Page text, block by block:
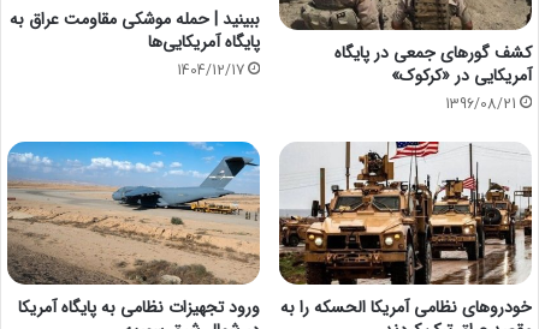
کشف گورهای جمعی در پایگاه
آمریکایی در «کرکوک»
1396/08/21
ببینید | حمله موشکی مقاومت عراق به
پایگاه آمریکایی‌ها
1404/12/17
خودروهای نظامی آمریکا الحسکه را به
ورود تجهیزات نظامی به پایگاه آمریکا